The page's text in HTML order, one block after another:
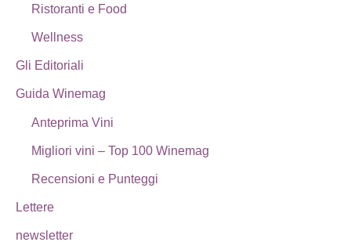
Ristoranti e Food
Wellness
Gli Editoriali
Guida Winemag
Anteprima Vini
Migliori vini – Top 100 Winemag
Recensioni e Punteggi
Lettere
newsletter